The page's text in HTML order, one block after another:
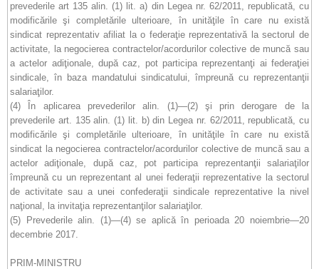
prevederile art 135 alin. (1) lit. a) din Legea nr. 62/2011, republicată, cu
modificările şi completările ulterioare, în unităţile în care nu există
sindicat reprezentativ afiliat la o federaţie reprezentativă la sectorul de
activitate, la negocierea contractelor/acordurilor colective de muncă sau
a actelor adiţionale, după caz, pot participa reprezentanţi ai federaţiei
sindicale, în baza mandatului sindicatului, împreună cu reprezentanţii
salariaţilor.
(4) În aplicarea prevederilor alin. (1)—(2) şi prin derogare de la
prevederile art. 135 alin. (1) lit. b) din Legea nr. 62/2011, republicată, cu
modificările şi completările ulterioare, în unităţile în care nu există
sindicat la negocierea contractelor/acordurilor colective de muncă sau a
actelor adiţionale, după caz, pot participa reprezentanţii salariaţilor
împreună cu un reprezentant al unei federaţii reprezentative la sectorul
de activitate sau a unei confederaţii sindicale reprezentative la nivel
naţional, la invitaţia reprezentanţilor salariaţilor.
(5) Prevederile alin. (1)—(4) se aplică în perioada 20 noiembrie—20
decembrie 2017.
PRIM-MINISTRU